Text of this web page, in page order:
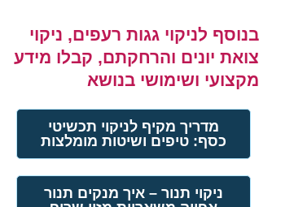
בנוסף לניקוי גגות רעפים, ניקוי
צואת יונים והרחקתם, קבלו מידע
מקצועי ושימושי בנושא
מדריך מקיף לניקוי תכשיטי
כסף: טיפים ושיטות מומלצות
ניקוי תנור – איך מנקים תנור